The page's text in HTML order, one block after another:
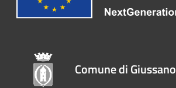
Comune di Giussano